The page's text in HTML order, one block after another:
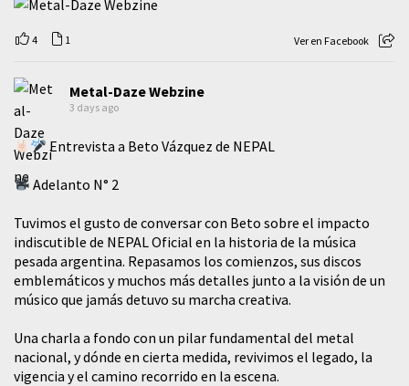
4 1 Ver en Facebook
Metal-Daze Webzine
3 days ago
Entrevista a Beto Vázquez de NEPAL
Adelanto N° 2
Tuvimos el gusto de conversar con Beto sobre el impacto
indiscutible de NEPAL Oficial en la historia de la música
pesada argentina. Repasamos los comienzos, sus discos
emblemáticos y muchos más detalles junto a la visión de un
músico que jamás detuvo su marcha creativa.
​Una charla a fondo con un pilar fundamental del metal
nacional, y dónde en cierta medida, revivimos el legado, la
vigencia y el camino recorrido en la escena.